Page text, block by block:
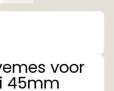
voor
45mm